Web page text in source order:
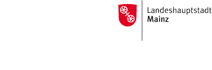
الانتقال إلى المحتوى
إلى
الصفحة